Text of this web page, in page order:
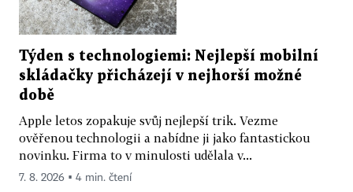
Týden s technologiemi: Nejlepší mobilní
skládačky přicházejí v nejhorší možné
době
Apple letos zopakuje svůj nejlepší trik. Vezme
ověřenou technologii a nabídne ji jako fantastickou
novinku. Firma to v minulosti udělala v...
7. 8. 2026 ▪ 4 min. čtení